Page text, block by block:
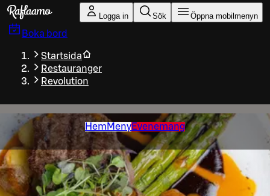
Gå till huvudinnehållet
Logga in Sök Öppna mobilmenyn
Boka bord
Startsida
Restauranger
Revolution
Hem MenyEvenemang